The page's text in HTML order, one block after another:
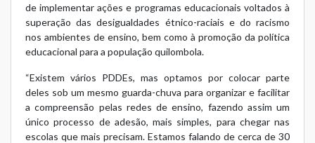
de implementar ações e programas educacionais voltados à
superação das desigualdades étnico-raciais e do racismo
nos ambientes de ensino, bem como à promoção da política
educacional para a população quilombola.
“Existem vários PDDEs, mas optamos por colocar parte
deles sob um mesmo guarda-chuva para organizar e facilitar
a compreensão pelas redes de ensino, fazendo assim um
único processo de adesão, mais simples, para chegar nas
escolas que mais precisam. Estamos falando de cerca de 30